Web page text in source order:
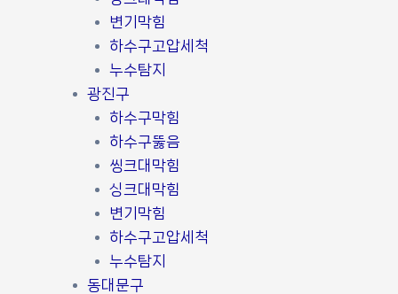
변기막힘
하수구고압세척
누수탐지
광진구
하수구막힘
하수구뚫음
씽크대막힘
싱크대막힘
변기막힘
하수구고압세척
누수탐지
동대문구